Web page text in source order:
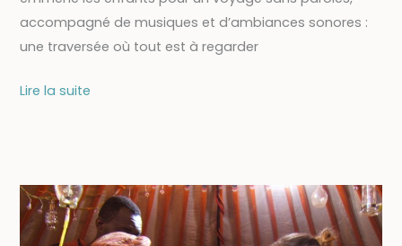
accompagné de musiques et d’ambiances sonores :
une traversée où tout est à regarder
31/10
public
« Rajasthan
couleur
Lire la suite